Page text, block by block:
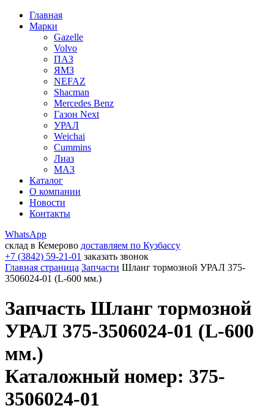
Главная
Марки
Gazelle
Volvo
ПАЗ
ЯМЗ
NEFAZ
Shacman
Mercedes Benz
Газон Next
УРАЛ
Weichai
Cummins
Лиаз
МАЗ
Каталог
О компании
Новости
Контакты
WhatsApp
склад в Кемерово доставляем по Кузбассу
+7 (3842) 59-21-01 заказать звонок
Главная страница Запчасти Шланг тормозной УРАЛ 375-
3506024-01 (L-600 мм.)
Запчасть Шланг тормозной
УРАЛ 375-3506024-01 (L-600
мм.)
Каталожный номер: 375-
3506024-01